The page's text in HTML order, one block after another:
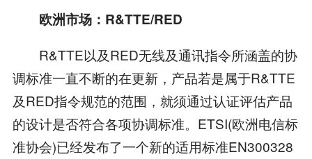
欧洲市场：R&TTE/RED
R&TTE以及RED无线及通讯指令所涵盖的协
调标准一直不断的在更新，产品若是属于R&TTE
及RED指令规范的范围，就须通过认证评估产品
的设计是否符合各项协调标准。ETSI(欧洲电信标
准协会)已经发布了一个新的适用标准EN300328